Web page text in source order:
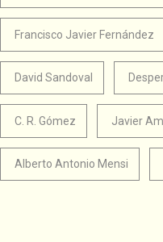
Francisco Javier Fernández
David Sandoval
C. R. Gómez Javier
Alberto Antonio Mensi